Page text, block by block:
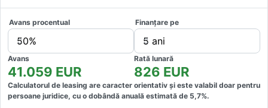
Avans procentual
50%
Finanțare pe
5 ani
Avans
41.059 EUR
Rată lunară
826 EUR
Calculatorul de leasing are caracter orientativ și este valabil doar pentru
persoane juridice, cu o dobândă anuală estimată de 5,7%.